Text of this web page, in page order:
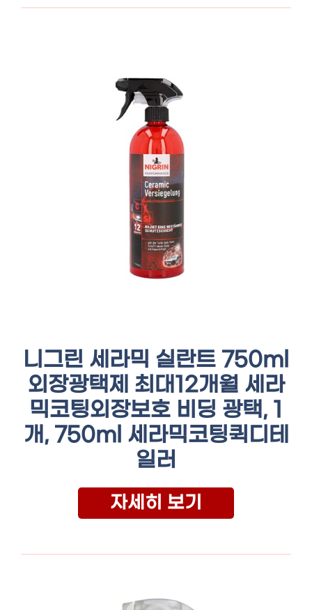
니그린 세라믹 실란트 750ml
외장광택제 최대12개월 세라
믹코팅외장보호 비딩 광택, 1
개, 750ml 세라믹코팅퀵디테
일러
자세히 보기